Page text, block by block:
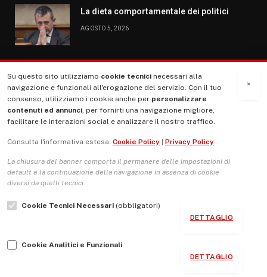
La dieta comportamentale dei politici
AGOSTO 5, 2026
MENU
La Nostra Storia
Le Copertine
L’Associazione
Indirizzo Socio Politico Culturale
Guida per le autrici e gli autori
×
Su questo sito utilizziamo cookie tecnici necessari alla
navigazione e funzionali all'erogazione del servizio. Con il tuo
consenso, utilizziamo i cookie anche per personalizzare
contenuti ed annunci, per fornirti una navigazione migliore,
facilitare le interazioni social e analizzare il nostro traffico.
Consulta l'informativa estesa: Cookie Policy Privacy Policy
La chiusura del banner comporta il permanere delle impostazioni di
default e la continuazione della navigazione in assenza di cookie
diversi da quelli tecnici.
Cookie Tecnici Necessari (obbligatori)
DETTAGLIO
Cookie Analitici e Funzionali
DETTAGLIO